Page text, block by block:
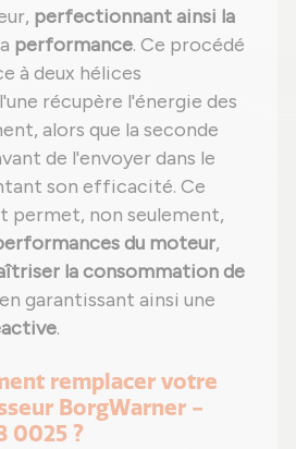
perfectionnant ainsi la
performance. Ce procédé
à deux hélices
récupère l'énergie des
alors que la seconde
de l'envoyer dans le
son efficacité. Ce
non seulement,
du moteur,
la consommation de
garantissant ainsi une
.
remplacer votre
BorgWarner -
0025 ?